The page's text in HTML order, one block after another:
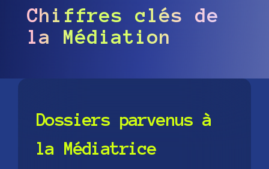
Chiffres clés de
la Médiation
Dossiers parvenus à
la Médiatrice